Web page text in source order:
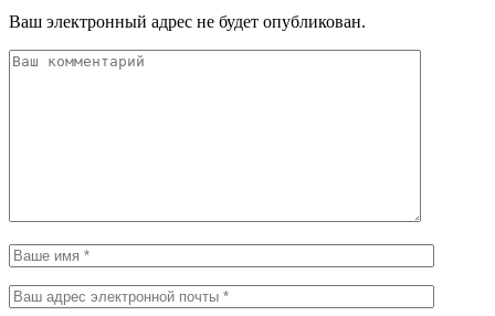
Ваш электронный адрес не будет опубликован.